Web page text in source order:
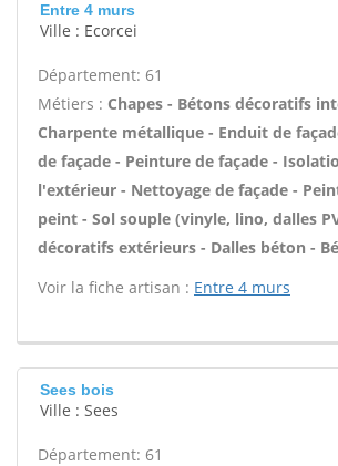
Entre 4 murs
Ville : Ecorcei
Département: 61
Métiers : Chapes - Bétons décoratifs
Charpente métallique - Enduit de
de façade - Peinture de façade -
l'extérieur - Nettoyage de façade -
peint - Sol souple (vinyle, lino, dalles
décoratifs extérieurs - Dalles béton -
Voir la fiche artisan : Entre 4 murs
Sees bois
Ville : Sees
Département: 61